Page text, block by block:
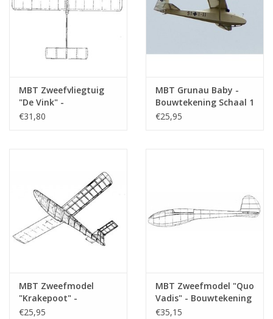
ABONNEMENT DE
MODELBOUWER
MBT Zweefvliegtuig
"De Vink" -
Bouwtekening Schaal 1
€31,80
MBT Grunau Baby -
Bouwtekening Schaal 1
: 20 (50.80.002)
€25,95
MBT Zweefmodel
"Krakepoot" -
Bouwtekening Schaal 1
€25,95
MBT Zweefmodel "Quo
Vadis" - Bouwtekening
Schaal 1 : 4 (50.80.003)
€35,15